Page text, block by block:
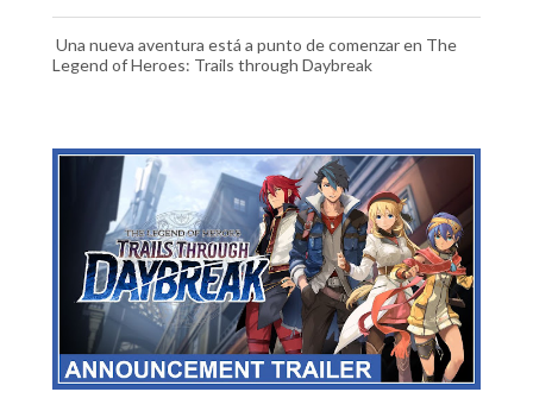
Una nueva aventura está a punto de comenzar en The
Legend of Heroes: Trails through Daybreak